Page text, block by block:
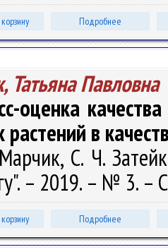
Подробнее
Татьяна Павловна
оценка
в
С. Ч.
– 2019. – № 3. –
Подробнее